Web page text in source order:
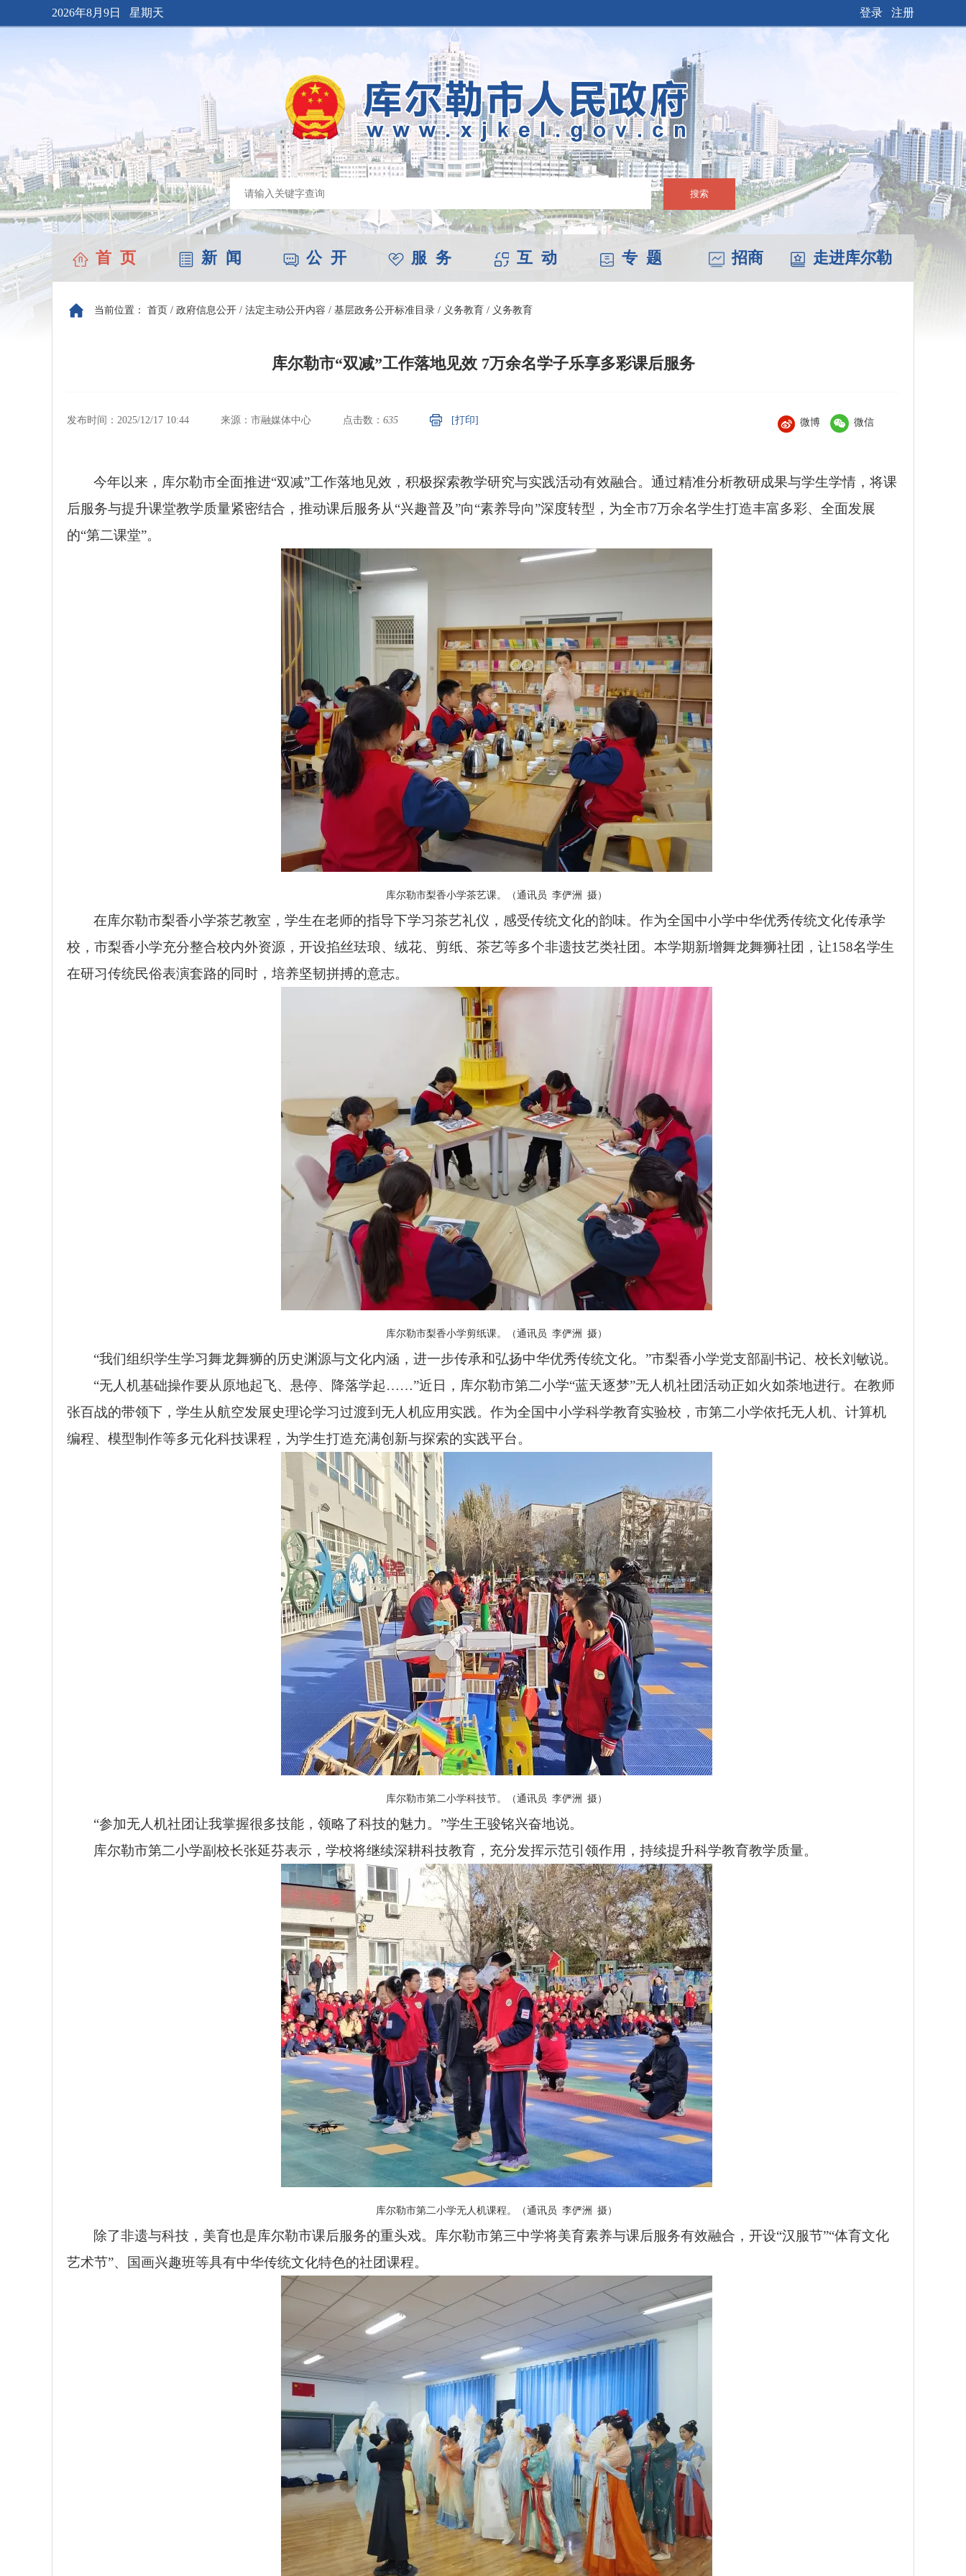
2026年8月9日 星期天 登录 注册
搜索
首 页 新 闻 公 开 服 务 互 动 专 题 招商 走进库尔勒
当前位置： 首页 / 政府信息公开 / 法定主动公开内容 / 基层政务公开标准目录 / 义务教育 / 义务教育
库尔勒市“双减”工作落地见效 7万余名学子乐享多彩课后服务
发布时间：2025/12/17 10:44 来源：市融媒体中心 点击数： 635 [打印] 微博 微信
今年以来，库尔勒市全面推进“双减”工作落地见效，积极探索教学研究与实践活动有效融合。通过精准分析教研成果与学生学情，将课
后服务与提升课堂教学质量紧密结合，推动课后服务从“兴趣普及”向“素养导向”深度转型，为全市7万余名学生打造丰富多彩、全面发展
的“第二课堂”。
库尔勒市梨香小学茶艺课。（通讯员 李俨洲 摄）
在库尔勒市梨香小学茶艺教室，学生在老师的指导下学习茶艺礼仪，感受传统文化的韵味。作为全国中小学中华优秀传统文化传承学
校，市梨香小学充分整合校内外资源，开设掐丝珐琅、绒花、剪纸、茶艺等多个非遗技艺类社团。本学期新增舞龙舞狮社团，让158名学生
在研习传统民俗表演套路的同时，培养坚韧拼搏的意志。
库尔勒市梨香小学剪纸课。（通讯员 李俨洲 摄）
“我们组织学生学习舞龙舞狮的历史渊源与文化内涵，进一步传承和弘扬中华优秀传统文化。”市梨香小学党支部副书记、校长刘敏说。
“无人机基础操作要从原地起飞、悬停、降落学起……”近日，库尔勒市第二小学“蓝天逐梦”无人机社团活动正如火如荼地进行。在教师
张百战的带领下，学生从航空发展史理论学习过渡到无人机应用实践。作为全国中小学科学教育实验校，市第二小学依托无人机、计算机
编程、模型制作等多元化科技课程，为学生打造充满创新与探索的实践平台。
库尔勒市第二小学科技节。（通讯员 李俨洲 摄）
“参加无人机社团让我掌握很多技能，领略了科技的魅力。”学生王骏铭兴奋地说。
库尔勒市第二小学副校长张延芬表示，学校将继续深耕科技教育，充分发挥示范引领作用，持续提升科学教育教学质量。
库尔勒市第二小学无人机课程。（通讯员 李俨洲 摄）
除了非遗与科技，美育也是库尔勒市课后服务的重头戏。库尔勒市第三中学将美育素养与课后服务有效融合，开设“汉服节”“体育文化
艺术节”、国画兴趣班等具有中华传统文化特色的社团课程。